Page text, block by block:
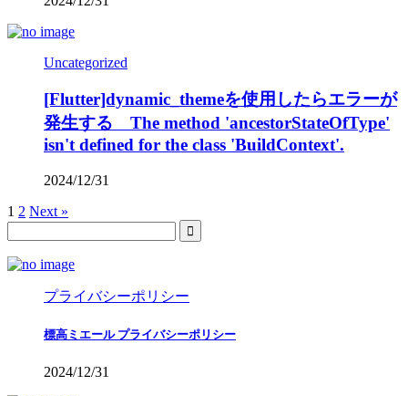
Uncategorized
[Flutter]dynamic_themeを使用したらエラーが
発生する The method 'ancestorStateOfType'
isn't defined for the class 'BuildContext'.
2024/12/31
1 2 Next »
プライバシーポリシー
標高ミエール プライバシーポリシー
2024/12/31